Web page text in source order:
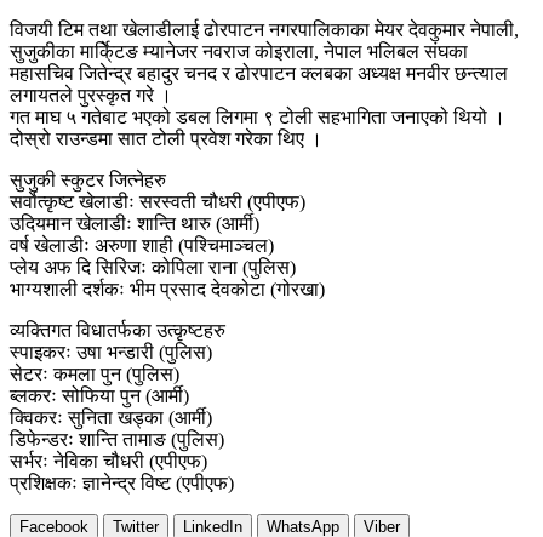
विजयी टिम तथा खेलाडीलाई ढोरपाटन नगरपालिकाका मेयर देवकुमार नेपाली,
सुजुकीका मार्के्िटङ म्यानेजर नवराज कोइराला, नेपाल भलिबल संघका
महासचिव जितेन्द्र बहादुर चनद र ढोरपाटन क्लबका अध्यक्ष मनवीर छन्त्याल
लगायतले पुरस्कृत गरे ।
गत माघ ५ गतेबाट भएको डबल लिगमा ९ टोली सहभागिता जनाएको थियो ।
दोस्रो राउन्डमा सात टोली प्रवेश गरेका थिए ।
सुजुकी स्कुटर जित्नेहरु
सर्वाेत्कृष्ट खेलाडीः सरस्वती चौधरी (एपीएफ)
उदियमान खेलाडीः शान्ति थारु (आर्मी)
वर्ष खेलाडीः अरुणा शाही (पश्चिमाञ्चल)
प्लेय अफ दि सिरिजः कोपिला राना (पुलिस)
भाग्यशाली दर्शकः भीम प्रसाद देवकोटा (गोरखा)
व्यक्तिगत विधातर्फका उत्कृष्टहरु
स्पाइकरः उषा भन्डारी (पुलिस)
सेटरः कमला पुन (पुलिस)
ब्लकरः सोफिया पुन (आर्मी)
क्विकरः सुनिता खड्का (आर्मी)
डिफेन्डरः शान्ति तामाङ (पुलिस)
सर्भरः नेविका चौधरी (एपीएफ)
प्रशिक्षकः ज्ञानेन्द्र विष्ट (एपीएफ)
Facebook Twitter LinkedIn WhatsApp Viber